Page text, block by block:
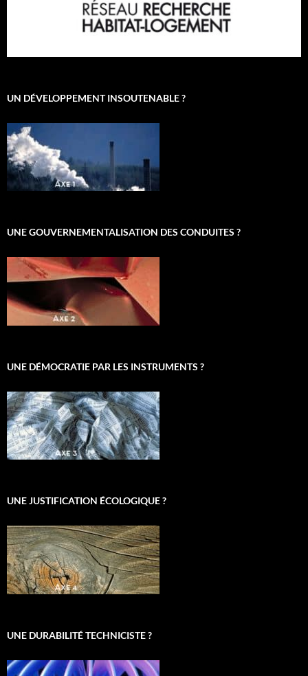
UN DÉVELOPPEMENT INSOUTENABLE ?
UNE GOUVERNEMENTALISATION DES CONDUITES ?
UNE DÉMOCRATIE PAR LES INSTRUMENTS ?
UNE JUSTIFICATION ÉCOLOGIQUE ?
UNE DURABILITÉ TECHNICISTE ?